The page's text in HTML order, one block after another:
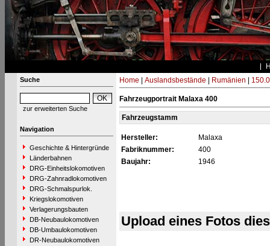
Suche
zur erweiterten Suche
Navigation
Geschichte & Hintergründe
Länderbahnen
DRG-Einheitslokomotiven
DRG-Zahnradlokomotiven
DRG-Schmalspurlok.
Kriegslokomotiven
Verlagerungsbauten
DB-Neubaulokomotiven
DB-Umbaulokomotiven
DR-Neubaulokomotiven
Home Auslandsbestände Rumänien 150.0
Fahrzeugportrait Malaxa 400
Fahrzeugstamm
Hersteller:
Malaxa
Fabriknummer:
400
Baujahr:
1946
Upload eines Fotos